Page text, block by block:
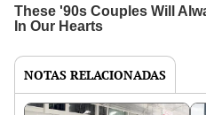
NOTAS RELACIONADAS